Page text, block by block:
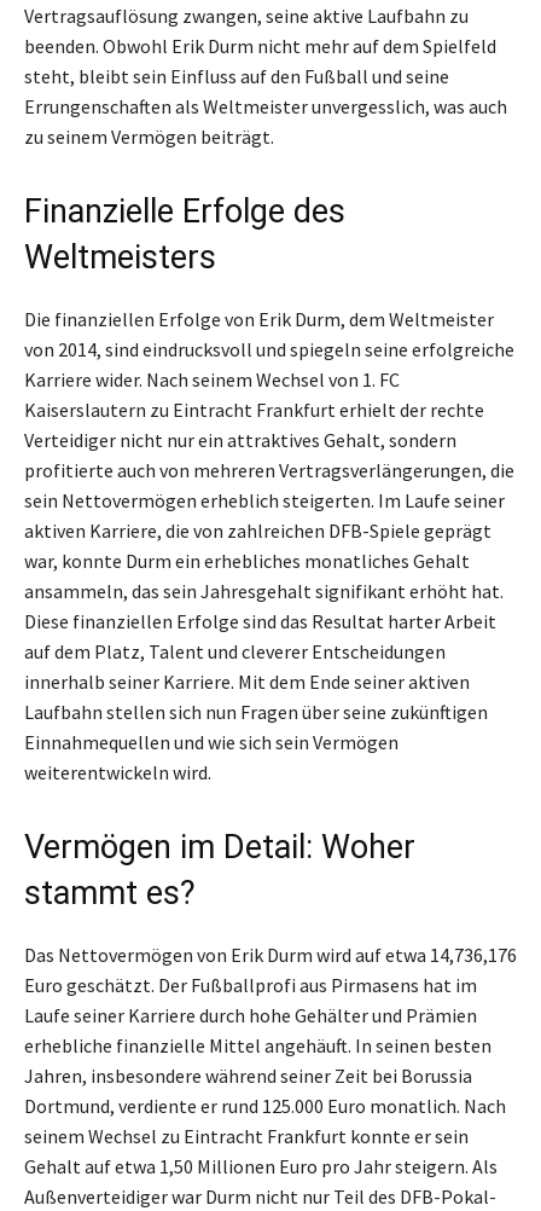
Vertragsauflösung zwangen, seine aktive Laufbahn zu
beenden. Obwohl Erik Durm nicht mehr auf dem Spielfeld
steht, bleibt sein Einfluss auf den Fußball und seine
Errungenschaften als Weltmeister unvergesslich, was auch
zu seinem Vermögen beiträgt.
Finanzielle Erfolge des
Weltmeisters
Die finanziellen Erfolge von Erik Durm, dem Weltmeister
von 2014, sind eindrucksvoll und spiegeln seine erfolgreiche
Karriere wider. Nach seinem Wechsel von 1. FC
Kaiserslautern zu Eintracht Frankfurt erhielt der rechte
Verteidiger nicht nur ein attraktives Gehalt, sondern
profitierte auch von mehreren Vertragsverlängerungen, die
sein Nettovermögen erheblich steigerten. Im Laufe seiner
aktiven Karriere, die von zahlreichen DFB-Spiele geprägt
war, konnte Durm ein erhebliches monatliches Gehalt
ansammeln, das sein Jahresgehalt signifikant erhöht hat.
Diese finanziellen Erfolge sind das Resultat harter Arbeit
auf dem Platz, Talent und cleverer Entscheidungen
innerhalb seiner Karriere. Mit dem Ende seiner aktiven
Laufbahn stellen sich nun Fragen über seine zukünftigen
Einnahmequellen und wie sich sein Vermögen
weiterentwickeln wird.
Vermögen im Detail: Woher
stammt es?
Das Nettovermögen von Erik Durm wird auf etwa 14,736,176
Euro geschätzt. Der Fußballprofi aus Pirmasens hat im
Laufe seiner Karriere durch hohe Gehälter und Prämien
erhebliche finanzielle Mittel angehäuft. In seinen besten
Jahren, insbesondere während seiner Zeit bei Borussia
Dortmund, verdiente er rund 125.000 Euro monatlich. Nach
seinem Wechsel zu Eintracht Frankfurt konnte er sein
Gehalt auf etwa 1,50 Millionen Euro pro Jahr steigern. Als
Außenverteidiger war Durm nicht nur Teil des DFB-Pokal-